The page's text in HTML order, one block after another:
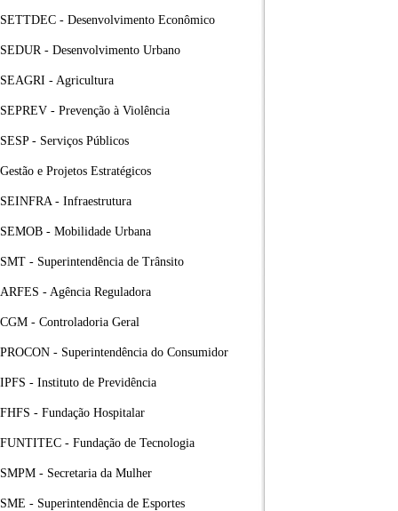
SETTDEC - Desenvolvimento Econômico
SEDUR - Desenvolvimento Urbano
SEAGRI - Agricultura
SEPREV - Prevenção à Violência
SESP - Serviços Públicos
Gestão e Projetos Estratégicos
SEINFRA - Infraestrutura
SEMOB - Mobilidade Urbana
SMT - Superintendência de Trânsito
ARFES - Agência Reguladora
CGM - Controladoria Geral
PROCON - Superintendência do Consumidor
IPFS - Instituto de Previdência
FHFS - Fundação Hospitalar
FUNTITEC - Fundação de Tecnologia
SMPM - Secretaria da Mulher
SME - Superintendência de Esportes